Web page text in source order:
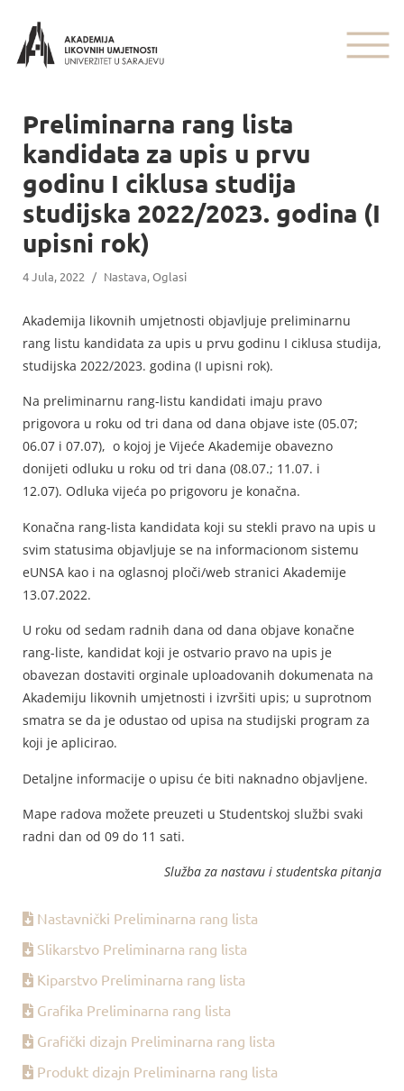
Preliminarna rang lista
kandidata za upis u prvu
godinu I ciklusa studija
studijska 2022/2023. godina (I
upisni rok)
4 Jula, 2022 / Nastava,Oglasi
Akademija likovnih umjetnosti objavljuje preliminarnu
rang listu kandidata za upis u prvu godinu I ciklusa studija,
studijska 2022/2023. godina (I upisni rok).
Na preliminarnu rang-listu kandidati imaju pravo
prigovora u roku od tri dana od dana objave iste (05.07;
06.07 i 07.07), o kojoj je Vijeće Akademije obavezno
donijeti odluku u roku od tri dana (08.07.; 11.07. i
12.07). Odluka vijeća po prigovoru je konačna.
Konačna rang-lista kandidata koji su stekli pravo na upis u
svim statusima objavljuje se na informacionom sistemu
eUNSA kao i na oglasnoj ploči/web stranici Akademije
13.07.2022.
U roku od sedam radnih dana od dana objave konačne
rang-liste, kandidat koji je ostvario pravo na upis je
obavezan dostaviti orginale uploadovanih dokumenata na
Akademiju likovnih umjetnosti i izvršiti upis; u suprotnom
smatra se da je odustao od upisa na studijski program za
koji je aplicirao.
Detaljne informacije o upisu će biti naknadno objavljene.
Mape radova možete preuzeti u Studentskoj službi svaki
radni dan od 09 do 11 sati.
Služba za nastavu i studentska pitanja
Nastavnički Preliminarna rang lista
Slikarstvo Preliminarna rang lista
Kiparstvo Preliminarna rang lista
Grafika Preliminarna rang lista
Grafički dizajn Preliminarna rang lista
Produkt dizajn Preliminarna rang lista